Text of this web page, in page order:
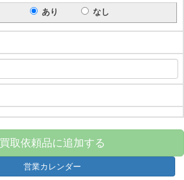
あり なし
買取依頼品に追加する
営業カレンダー